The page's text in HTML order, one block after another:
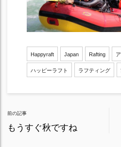
Happyraft Japan Rafting
ハッピーラフト ラフティング
Post
navigation
前の記事
もうすぐ秋ですね